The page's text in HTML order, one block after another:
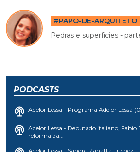
#PAPO-DE-ARQUITETO
Pedras e superfícies -
PODCASTS
Adelor Lessa - Programa Adelor Lessa
Adelor Lessa - Deputado italiano, Fabio
reforma da...
Adelor Lessa - Sandro Zanatta Trichez -